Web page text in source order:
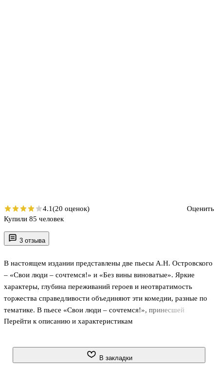
3 отзыва
В настоящем издании представлены две пьесы А.Н. Островского
– «Свои люди – сочтемся!» и «Без вины виноватые». Яркие
характеры, глубина переживаний героев и неотвратимость
торжества справедливости объединяют эти комедии, разные по
тематике. В пьесе «Свои люди – сочтемся!», принесшей
драматургу первый большой успех и с восторгом принятой
обман, выступающий «как потайная пружина всей жизни». В
Перейти к описанию и характеристикам
4.1(20 оценок)
Оценить
Купили 85 человек
В закладки